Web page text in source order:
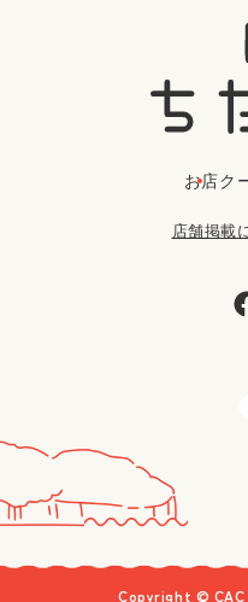
お店ク
店舗掲載
Copyright ©